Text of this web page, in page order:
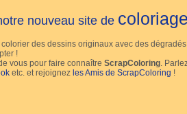
nouveau site de
des dessins originaux avec des
!
vous pour faire connaître ScrapColoring .
etc. et rejoignez les Amis de ScrapColoring !